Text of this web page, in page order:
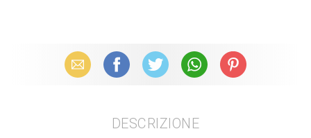
Email Facebook X (Twitter) WhatsAppPinterest
DESCRIZIONE